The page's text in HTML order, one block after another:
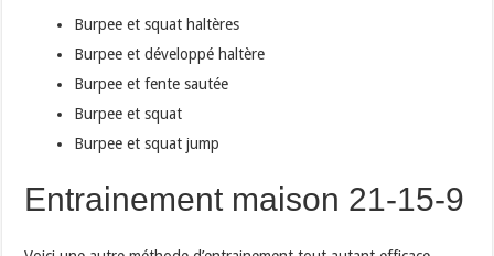
Burpee et squat haltères
Burpee et développé haltère
Burpee et fente sautée
Burpee et squat
Burpee et squat jump
Entrainement maison 21-15-9